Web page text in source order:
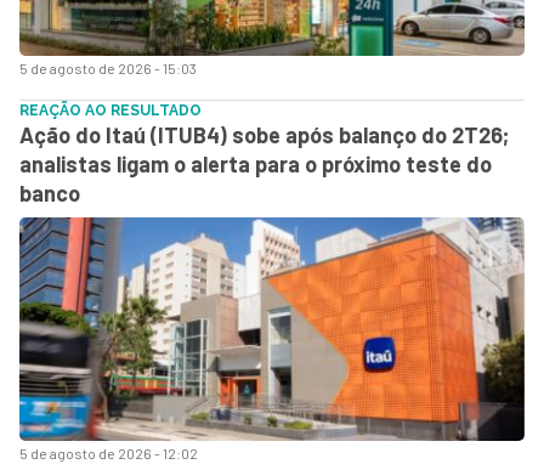
5 de agosto de 2026 - 15:03
5 de agosto de 2026 - 12:02
REAÇÃO AO RESULTADO
Ação do Itaú (ITUB4) sobe após balanço do 2T26;
analistas ligam o alerta para o próximo teste do
banco